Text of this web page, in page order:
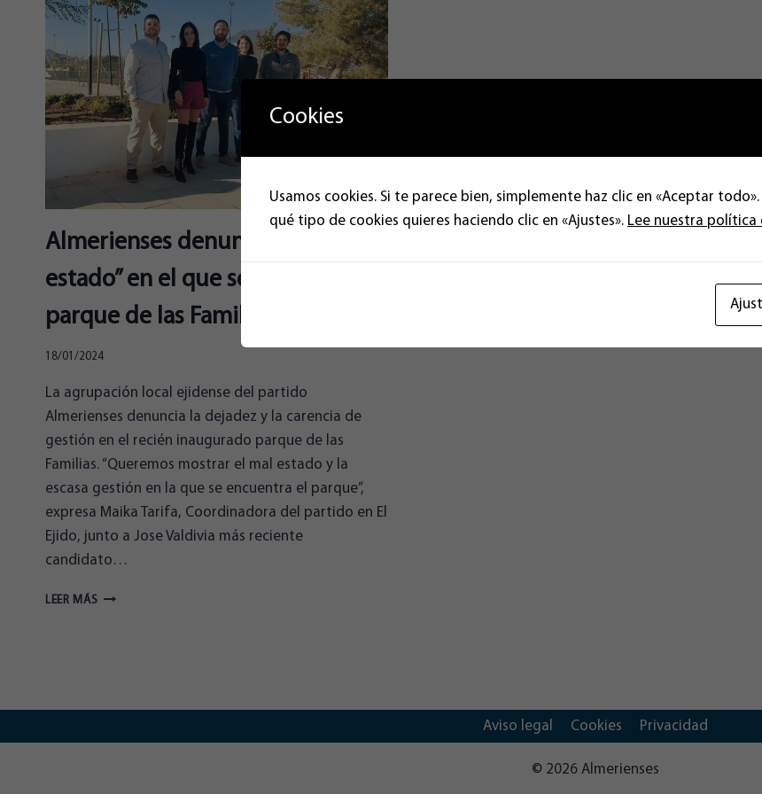
Almerienses denuncia el “mal
estado” en el que se encuentra el
parque de las Familias de El Ejido
18/01/2024
La agrupación local ejidense del partido
Almerienses denuncia la dejadez y la carencia de
gestión en el recién inaugurado parque de las
Familias. “Queremos mostrar el mal estado y la
escasa gestión en la que se encuentra el parque”,
expresa Maika Tarifa, Coordinadora del partido en El
Ejido, junto a Jose Valdivia más reciente
candidato…
LEER MÁS ALMERIENSES
EL
SE
Aviso legal Cookies Privacidad
© 2026 Almerienses
Cookies
Usamos cookies. Si te parece bien, simplemente haz clic en «Aceptar
qué tipo de cookies quieres haciendo clic en «Ajustes». Lee nuestra política